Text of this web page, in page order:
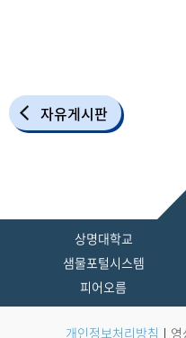
자유게시판
상명대학교
샘물포털시스템
피어오름
개인정보처리방침